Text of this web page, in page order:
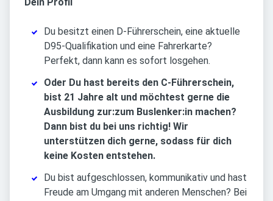
Du besitzt einen D-Führerschein, eine aktuelle
D95-Qualifikation und eine Fahrerkarte?
Perfekt, dann kann es sofort losgehen.
Oder Du hast bereits den C-Führerschein,
bist 21 Jahre alt und möchtest gerne die
Ausbildung zur:zum Buslenker:in machen?
Dann bist du bei uns richtig! Wir
unterstützen dich gerne, sodass für dich
keine Kosten entstehen.
Du bist aufgeschlossen, kommunikativ und hast
Freude am Umgang mit anderen Menschen? Bei